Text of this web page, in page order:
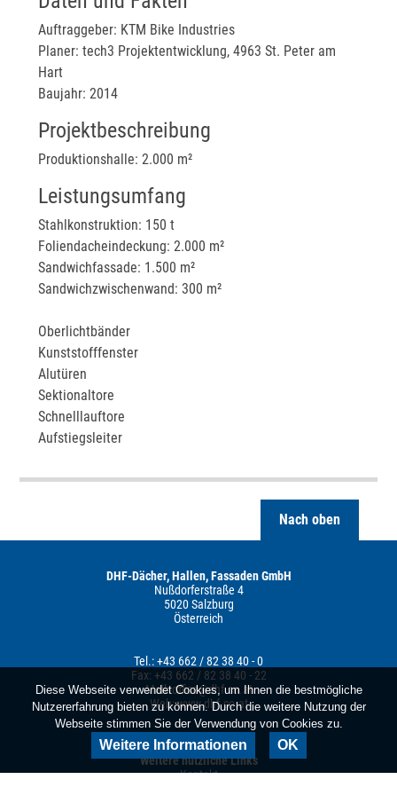
Auftraggeber: KTM Bike Industries
Planer: tech3 Projektentwicklung, 4963 St. Peter am
Hart
Baujahr: 2014
Projektbeschreibung
Produktionshalle: 2.000 m²
Leistungsumfang
Stahlkonstruktion: 150 t
Foliendacheindeckung: 2.000 m²
Sandwichfassade: 1.500 m²
Sandwichzwischenwand: 300 m²
Oberlichtbänder
Kunststofffenster
Alutüren
Sektionaltore
Schnelllauftore
Aufstiegsleiter
Nach oben
DHF-Dächer, Hallen, Fassaden GmbH
Nußdorferstraße 4
5020 Salzburg
Österreich
Tel.: +43 662 / 82 38 40 - 0
Fax: +43 662 / 82 38 40 - 22
Mail:office@dhf.co.at
Web:www.dhf.co.at
Weitere nützliche Links
Kontakt
Diese Webseite verwendet Cookies, um Ihnen die bestmögliche
Nutzererfahrung bieten zu können. Durch die weitere Nutzung der
Webseite stimmen Sie der Verwendung von Cookies zu.
Weitere Informationen OK